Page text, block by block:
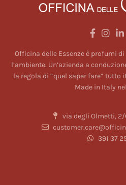
Officina delle Essenze è profumi
l’ambiente. Un’azienda a
la regola di “quel saper fare” tutto
Made in Italy
via degli Olmetti, 2/
391 37